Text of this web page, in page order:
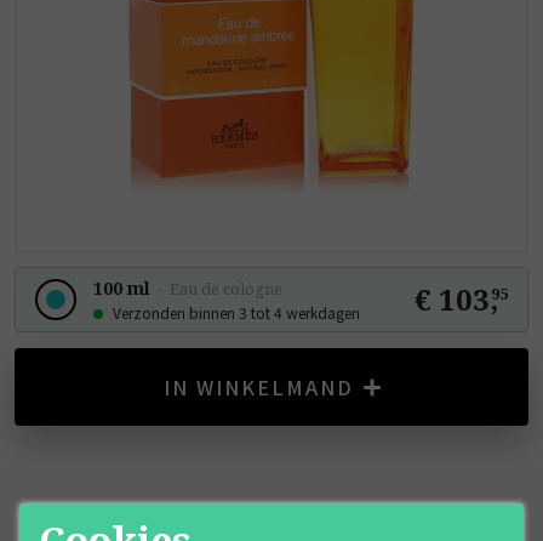
100 ml - Eau de cologne
Verzonden binnen 3 tot 4 werkdagen € 103,
95
IN WINKELMAND